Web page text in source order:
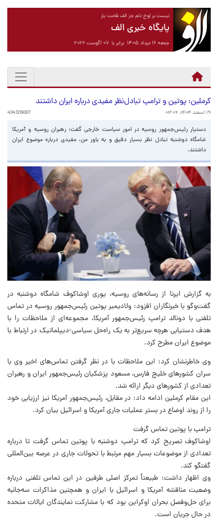
نیست بر لوح دلم جز الف قامت یار
پایگاه خبری الف
جمعه ۱۶ مرداد ۱۴۰۵ برابر با ۰۷ آگوست ۲۰۲۶
کرملین: پوتین و ترامپ تبادل‌نظر مفیدی درباره ایران داشتند
۱۹ اسفند ۱۴۰۴، ۰۳:۰۶ 4041219007
دستیار رئیس‌جمهور روسیه در امور سیاست خارجی گفت: رهبران روسیه و آمریکا
شامگاه دوشنبه تبادل نظر بسیار دقیق و به باور من، مفیدی درباره موضوع ایران
داشتند.
به گزارش ایرنا از رسانه‌های روسیه، یوری اوشاکوف شامگاه دوشنبه در
گفت‌وگو با خبرنگاران افزود: ولادیمیر پوتین رئیس‌جمهور روسیه در تماس
تلفنی با دونالد ترامپ رئیس‌جمهور آمریکا، مجموعه‌ای از ملاحظات را با
هدف دستیابی هرچه سریع‌تر به یک راه‌حل سیاسی-دیپلماتیک در ارتباط با
موضوع ایران مطرح کرد.
وی خاطرنشان کرد: این ملاحظات با در نظر گرفتن تماس‌های اخیر وی با
سران کشورهای خلیج فارس، مسعود پزشکیان رئیس‌جمهور ایران و رهبران
تعدادی از کشورهای دیگر ارائه شد.
این مقام کرملین ادامه داد: در مقابل، رئیس‌جمهور آمریکا نیز ارزیابی خود
را از روند اوضاع در بستر عملیات جاری آمریکا و اسرائیل بیان کرد.
ترامپ با پوتین تماس گرفت
اوشاکوف تصریح کرد که ترامپ دوشنبه با پوتین تماس گرفت تا درباره
تعدادی از موضوعات بسیار مهم مرتبط با تحولات جاری در عرصه بین‌المللی
گفتگو کند.
وی اظهار داشت:‌ طبیعتاً تمرکز اصلی طرفین در این تماس تلفنی درباره
وضعیت مناقشه آمریکا و اسرائیل با ایران و همچنین مذاکرات سه‌جانبه
برای حل‌وفصل بحران اوکراین بود که با مشارکت نمایندگان ایالات متحده
در حال جریان است.